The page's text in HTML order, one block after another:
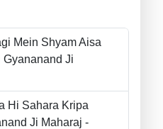
Mein Shyam Aisa
Gyananand Ji
Hi Sahara Kripa
Ji Maharaj -